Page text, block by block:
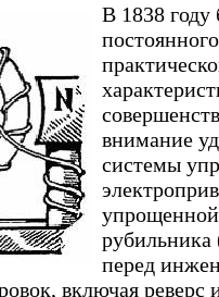
В 1838 году
внимание
системы
перед
включая реверс